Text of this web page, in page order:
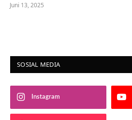
Juni 13, 2025
SOSIAL MEDIA
Instagram